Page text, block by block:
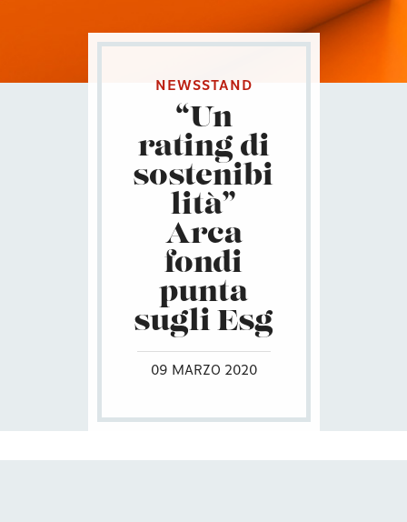
NEWSSTAND
“Un
rating di
sostenibi
lità”
Arca
fondi
punta
sugli Esg
09 MARZO 2020